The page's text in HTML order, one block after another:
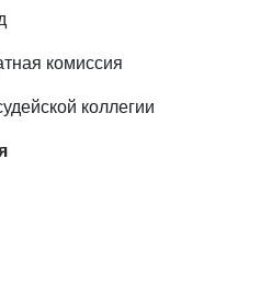
комиссия
коллегии